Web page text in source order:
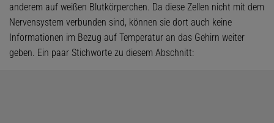
anderem auf weißen Blutkörperchen. Da diese Zellen nicht mit dem
Nervensystem verbunden sind, können sie dort auch keine
Informationen im Bezug auf Temperatur an das Gehirn weiter
geben. Ein paar Stichworte zu diesem Abschnitt: